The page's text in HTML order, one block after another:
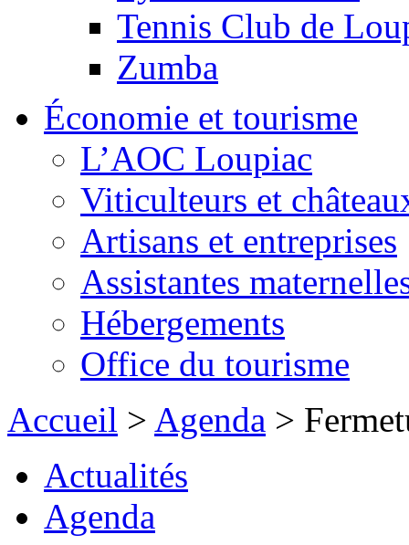
Tennis Club de
Zumba
Économie et tourisme
L’AOC Loupiac
Viticulteurs et
Artisans et entreprises
Assistantes
Hébergements
Office du tourisme
Accueil > Agenda >
Actualités
Agenda